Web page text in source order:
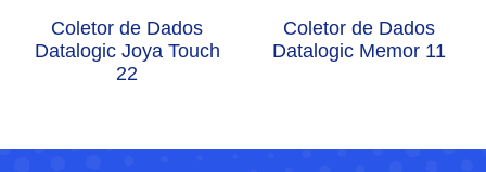
Coletor de Dados
Datalogic Joya Touch
22
Coletor de Dados
Datalogic Memor 11